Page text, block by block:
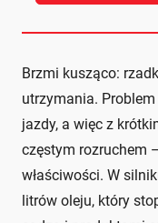
Brzmi kusząco:
utrzymania.
jazdy, a więc z
częstym rozruchem
właściwości. W
litrów oleju, który